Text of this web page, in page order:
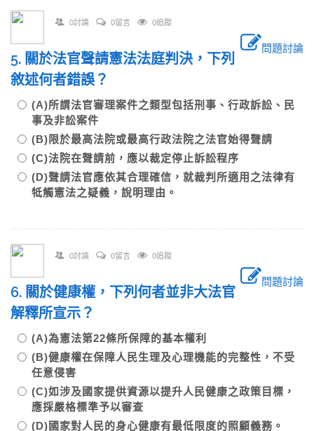
0討論 0留言 0追蹤
問題討論
5. 關於法官聲請憲法法庭判決，下列
敘述何者錯誤？
(A)所謂法官審理案件之類型包括刑事、行政訴訟、民
事及非訟案件
(B)限於最高法院或最高行政法院之法官始得聲請
(C)法院在聲請前，應以裁定停止訴訟程序
(D)聲請法官應依其合理確信，就裁判所適用之法律有
牴觸憲法之疑義，說明理由。
0討論 0留言 0追蹤
問題討論
6. 關於健康權，下列何者並非大法官
解釋所宣示？
(A)為憲法第22條所保障的基本權利
(B)健康權在保障人民生理及心理機能的完整性，不受
任意侵害
(C)如涉及國家提供資源以提升人民健康之政策目標，
應採嚴格標準予以審查
(D)國家對人民的身心健康有最低限度的照顧義務。